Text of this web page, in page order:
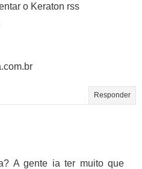
o Keraton rss
Responder
A gente ia ter muito que